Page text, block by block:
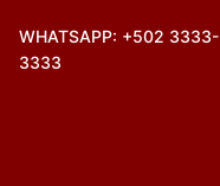
WHATSAPP: +502 3333-
3333